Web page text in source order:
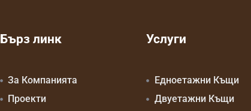
Бърз линк
За Компанията
Проекти
Услуги
Едноетажни Къщи
Двуетажни Къщи